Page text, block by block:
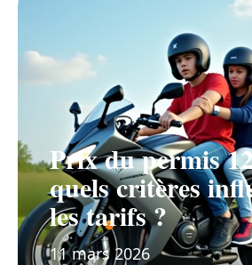
Prix du permis
quels critères
les tarifs ?
11 mars 2026